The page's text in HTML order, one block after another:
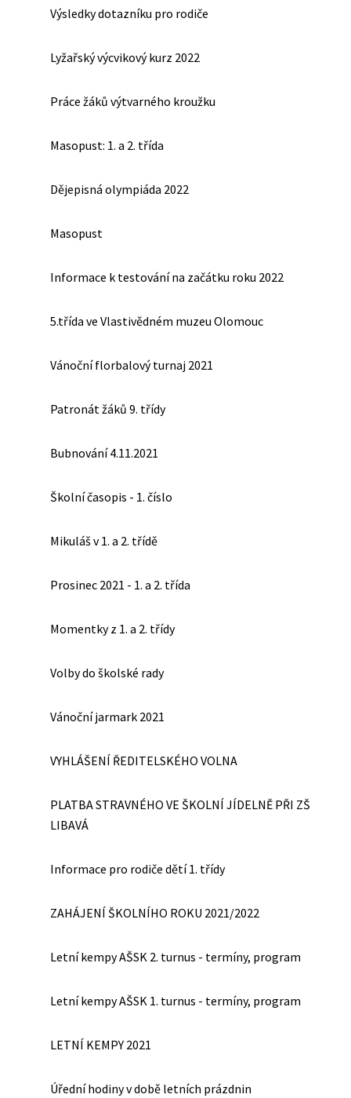
Výsledky dotazníku pro rodiče
Lyžařský výcvikový kurz 2022
Práce žáků výtvarného kroužku
Masopust: 1. a 2. třída
Dějepisná olympiáda 2022
Masopust
Informace k testování na začátku roku 2022
5.třída ve Vlastivědném muzeu Olomouc
Vánoční florbalový turnaj 2021
Patronát žáků 9. třídy
Bubnování 4.11.2021
Školní časopis - 1. číslo
Mikuláš v 1. a 2. třídě
Prosinec 2021 - 1. a 2. třída
Momentky z 1. a 2. třídy
Volby do školské rady
Vánoční jarmark 2021
VYHLÁŠENÍ ŘEDITELSKÉHO VOLNA
PLATBA STRAVNÉHO VE ŠKOLNÍ JÍDELNĚ PŘI ZŠ
LIBAVÁ
Informace pro rodiče dětí 1. třídy
ZAHÁJENÍ ŠKOLNÍHO ROKU 2021/2022
Letní kempy AŠSK 2. turnus - termíny, program
Letní kempy AŠSK 1. turnus - termíny, program
LETNÍ KEMPY 2021
Úřední hodiny v době letních prázdnin